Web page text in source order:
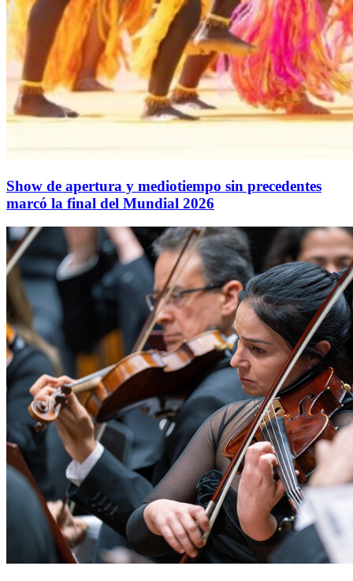
Show de apertura y mediotiempo sin precedentes
marcó la final del Mundial 2026